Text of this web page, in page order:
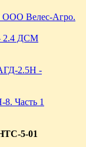
ООО Велес-Агро.
– 2.4 ДСМ
2.5Н -
Часть 1
5-01